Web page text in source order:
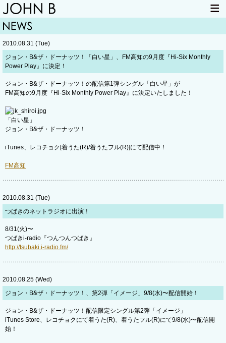
HOME
LIVE INFO
MAIL
2010.08.31 (Tue)
ジョン・B&ザ・ドーナッツ！「白い星」、FM高知の9月度『Hi-Six Monthly
Power Play』に決定！
ジョン・B&ザ・ドーナッツ！の配信第1弾シングル「白い星」が
FM高知の9月度『Hi-Six Monthly Power Play』に決定いたしました！
「白い星」
ジョン・B&ザ・ドーナッツ！
iTunes、レコチョク[着うた(R)/着うたフル(R)]にて配信中！
FM高知
2010.08.31 (Tue)
つばきのネットラジオに出演！
8/31(火)〜
つばきi-radio『つんつんつばき』
http://tsubaki.i-radio.fm/
2010.08.25 (Wed)
ジョン・B&ザ・ドーナッツ！、第2弾「イメージ」9/8(水)〜配信開始！
ジョン・B&ザ・ドーナッツ！配信限定シングル第2弾「イメージ」
iTunes Store、レコチョクにて着うた(R)、着うたフル(R)にて9/8(水)〜配信開
始！